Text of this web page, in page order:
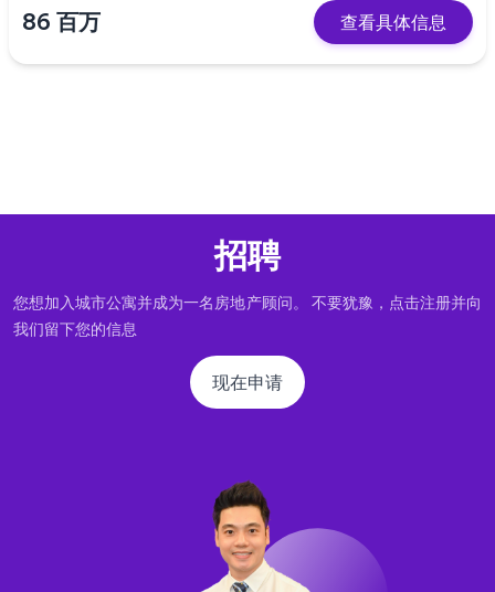
86 百万 查看具体信息
招聘
您想加入城市公寓并成为一名房地产顾问。 不要犹豫，点击注册并向
我们留下您的信息
现在申请